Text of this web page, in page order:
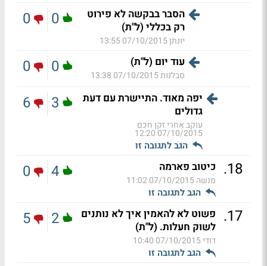
הסבר בבקשה לא פירוט
רק בכללי (ל"ת)
יונתן07/10/2015 13:55
0
0
עוד יום (ל"ת)
סבלנות07/10/2015 13:38
0
0
יפה מאוד. התיישרת עם דעת
גדולים
עוקב אחרי זקן חכם
07/10/2015 12:20
הגב לתגובה זו
3
6
18
. כיטוב פארמה
מנשה07/10/2015 11:02
הגב לתגובה זו
4
0
17
. פשוט לא להאמין איך לא נותנים
לשוק חעלות. (ל"ת)
דודי07/10/2015 10:40
הגב לתגובה זו
2
5